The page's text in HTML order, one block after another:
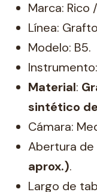
Marca: Rico
Línea:
Modelo: B5.
Material:
sintético
Cámara:
Abertura de
aprox.).
Largo de